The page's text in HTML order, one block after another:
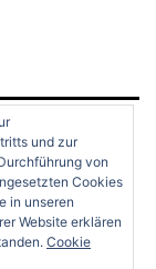
und zur
von
Cookies
in unseren
Website erklären
Cookie